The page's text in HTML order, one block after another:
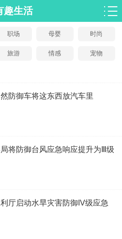
趣生活
职场 母婴 时尚
旅游 情感 宠物
防御车将这东西放汽车里
将防御台风应急响应提升为Ⅲ级
厅启动水旱灾害防御IV级应急